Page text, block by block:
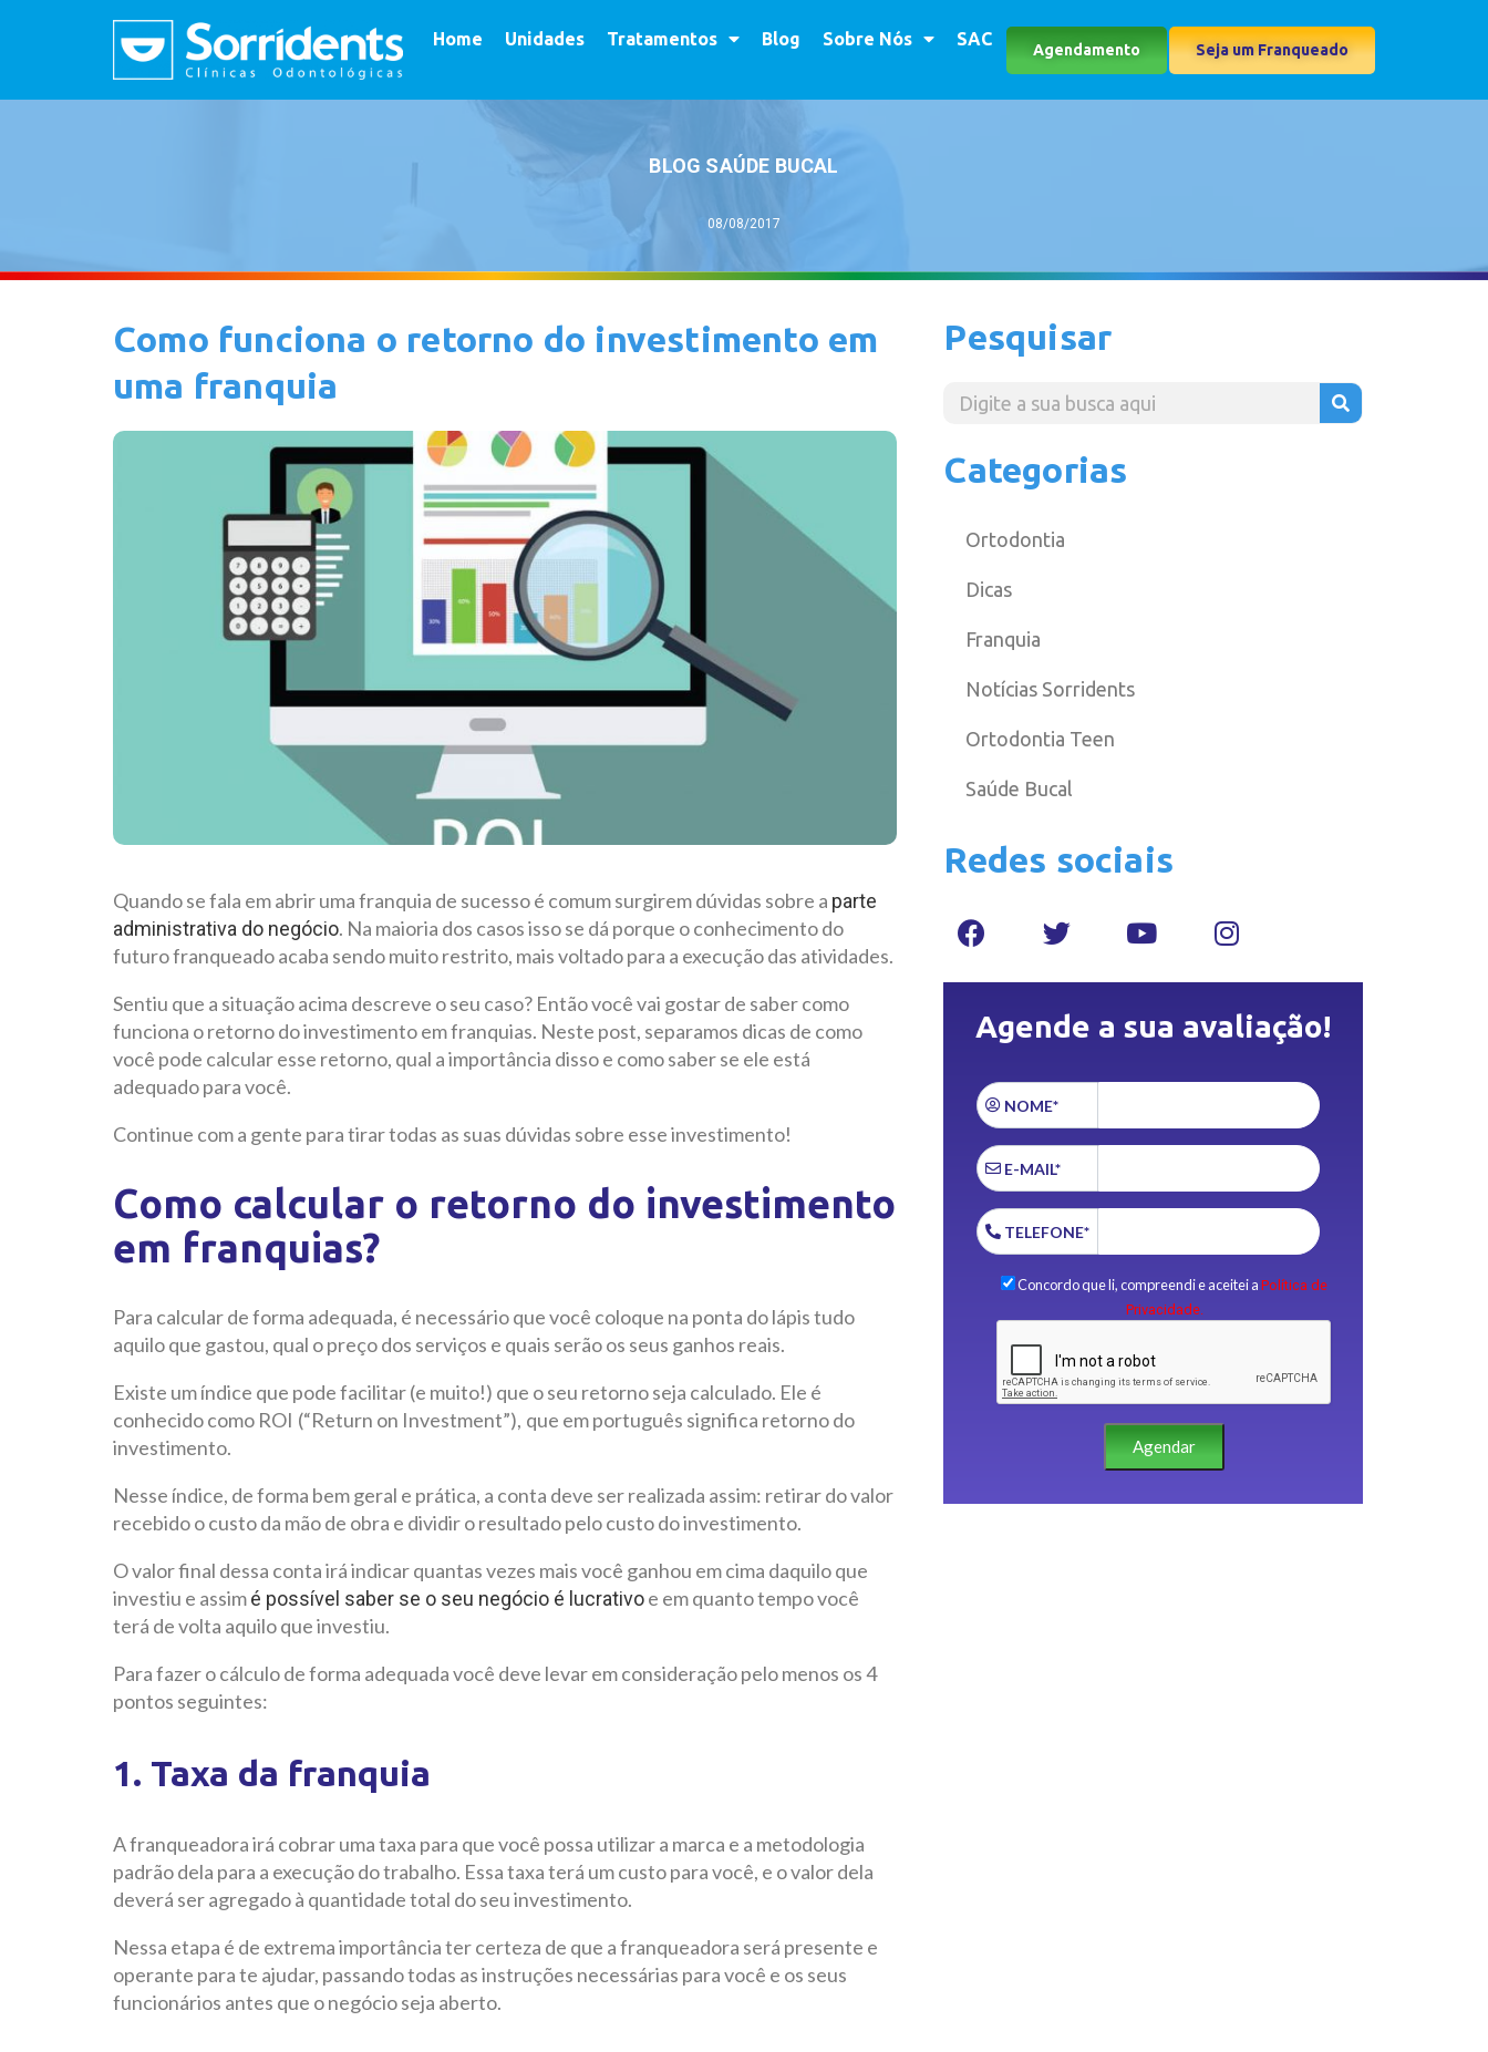
Home Unidades Tratamentos Blog Sobre Nós SAC
Agendamento Seja um Franqueado
BLOG SAÚDE BUCAL
08/08/2017
Como funciona o retorno do investimento em
uma franquia
Quando se fala em abrir uma franquia de sucesso é comum surgirem dúvidas sobre a parte
administrativa do negócio. Na maioria dos casos isso se dá porque o conhecimento do
futuro franqueado acaba sendo muito restrito, mais voltado para a execução das atividades.
Sentiu que a situação acima descreve o seu caso? Então você vai gostar de saber como
funciona o retorno do investimento em franquias. Neste post, separamos dicas de como
você pode calcular esse retorno, qual a importância disso e como saber se ele está
adequado para você.
Continue com a gente para tirar todas as suas dúvidas sobre esse investimento!
Como calcular o retorno do investimento
em franquias?
Para calcular de forma adequada, é necessário que você coloque na ponta do lápis tudo
aquilo que gastou, qual o preço dos serviços e quais serão os seus ganhos reais.
Existe um índice que pode facilitar (e muito!) que o seu retorno seja calculado. Ele é
conhecido como ROI (“Return on Investment”), que em português significa retorno do
investimento.
Nesse índice, de forma bem geral e prática, a conta deve ser realizada assim: retirar do valor
recebido o custo da mão de obra e dividir o resultado pelo custo do investimento.
O valor final dessa conta irá indicar quantas vezes mais você ganhou em cima daquilo que
investiu e assimé possível saber se o seu negócio é lucrativoe em quanto tempo você
terá de volta aquilo que investiu.
Para fazer o cálculo de forma adequada você deve levar em consideração pelo menos os 4
pontos seguintes:
1. Taxa da franquia
A franqueadora irá cobrar uma taxa para que você possa utilizar a marca e a metodologia
padrão dela para a execução do trabalho. Essa taxa terá um custo para você, e o valor dela
deverá ser agregado à quantidade total do seu investimento.
Nessa etapa é de extrema importância ter certeza de que a franqueadora será presente e
operante para te ajudar, passando todas as instruções necessárias para você e os seus
funcionários antes que o negócio seja aberto.
Pesquisar
Categorias
Ortodontia
Dicas
Franquia
Notícias Sorridents
Ortodontia Teen
Saúde Bucal
Redes sociais
Agende a sua avaliação!
NOME*
E-MAIL*
TELEFONE*
Concordo que li, compreendi e aceitei aPolítica de
Privacidade.
Agendar